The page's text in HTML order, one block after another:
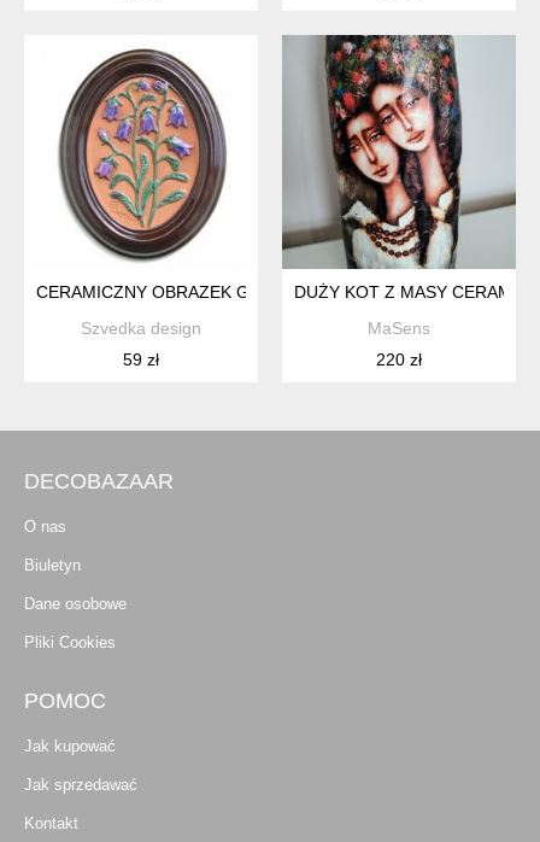
CERAMICZNY OBRAZEK GABRIEL SWEDEN A 245
Szvedka design
59 zł
DUŻY KOT Z MASY
MaSens
220 zł
DECOBAZAAR
O nas
Biuletyn
Dane osobowe
Pliki Cookies
POMOC
Jak kupować
Jak sprzedawać
Kontakt